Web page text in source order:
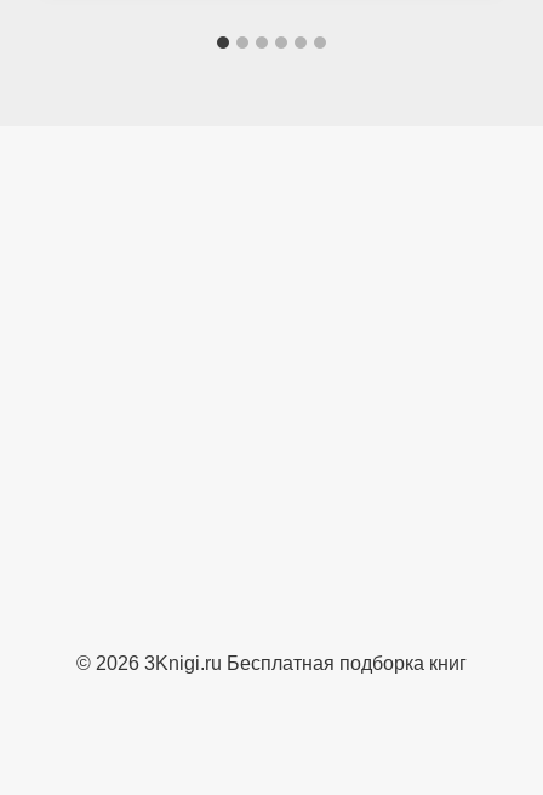
© 2026 3Knigi.ru Бесплатная подборка книг